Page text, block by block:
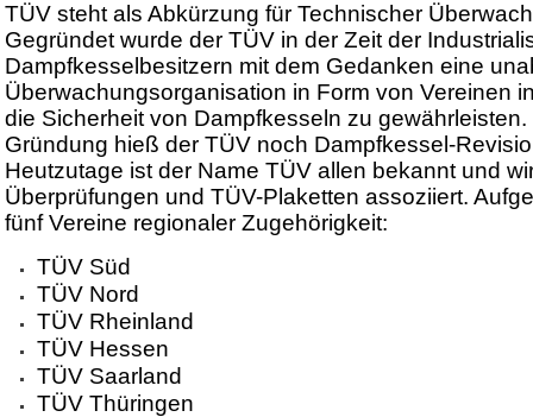
TÜV steht als Abkürzung für Technischer
Gegründet wurde der TÜV in der Zeit der
Dampfkesselbesitzern mit dem Gedanken eine
Überwachungsorganisation in Form von Vereinen
die Sicherheit von Dampfkesseln zu gewährleisten.
Gründung hieß der TÜV noch Dampfkessel-
Heutzutage ist der Name TÜV allen bekannt und
Überprüfungen und TÜV-Plaketten assoziiert.
fünf Vereine regionaler Zugehörigkeit:
TÜV Süd
TÜV Nord
TÜV Rheinland
TÜV Hessen
TÜV Saarland
TÜV Thüringen